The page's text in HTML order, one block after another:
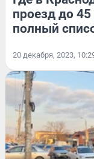
проезд до
полный
20 декабря, 2023,